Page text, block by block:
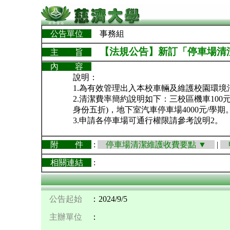
公告單位 事務組
主 旨 【法規公告】新訂「停車場
內 容
說明：
1.為有效管理出入本校車輛及維護校園環
2.清潔費率簡約說明如下：三校區機車100
身份五折)，地下室汽車停車場4000元/學
3.申請各停車場可通行權限請參考說明2。
附 件 : 停車場清潔維護收費要點 ▼ |
相關連結 :
公告起始 ：2024/9/5
主辦單位 ：